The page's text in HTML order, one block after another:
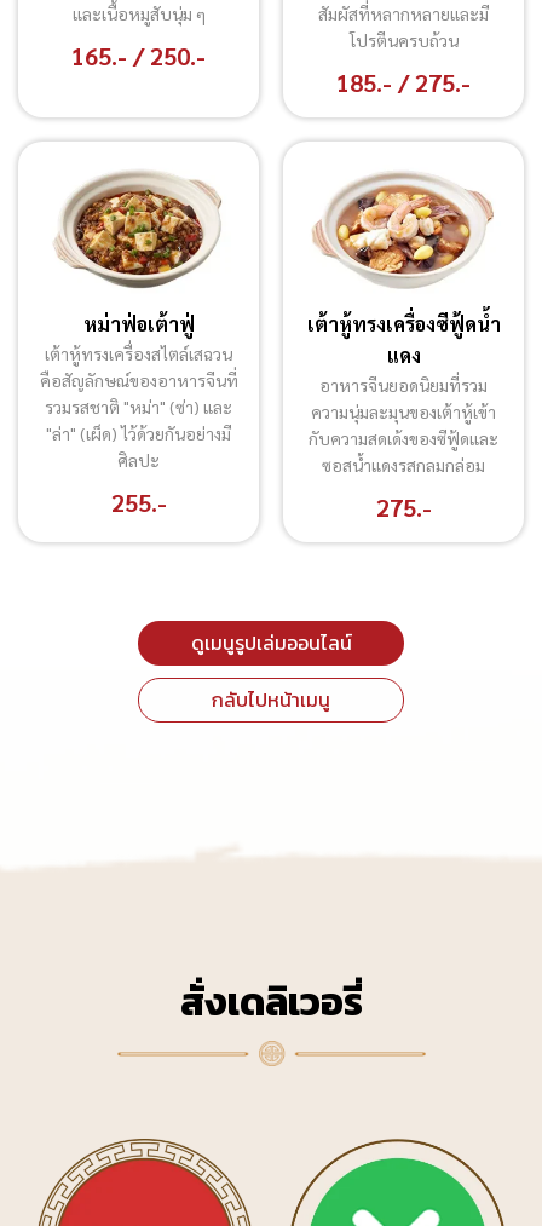
และเนื้อหมูสับนุ่ม ๆ
165.- / 250.-
สัมผัสที่หลากหลายและมี
โปรตีนครบถ้วน
185.- / 275.-
หม่าฟ่อเต้าฟู่
เต้าหู้ทรงเครื่องสไตล์เสฉวน
คือสัญลักษณ์ของอาหารจีนที่
รวมรสชาติ "หม่า" (ซ่า) และ
"ล่า" (เผ็ด) ไว้ด้วยกันอย่างมี
ศิลปะ
255.-
เต้าหู้ทรงเครื่องซีฟู้ดน้ำ
แดง
อาหารจีนยอดนิยมที่รวม
ความนุ่มละมุนของเต้าหู้เข้า
กับความสดเด้งของซีฟู้ดและ
ซอสน้ำแดงรสกลมกล่อม
275.-
ดูเมนูรูปเล่มออนไลน์
กลับไปหน้าเมนู
สั่งเดลิเวอรี่